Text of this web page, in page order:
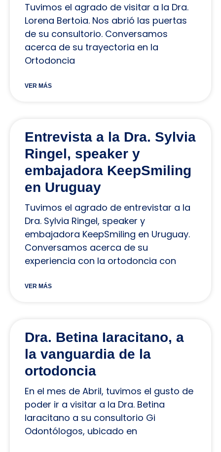
Tuvimos el agrado de visitar a la Dra.
Lorena Bertoia. Nos abrió las puertas
de su consultorio. Conversamos
acerca de su trayectoria en la
Ortodoncia
VER MÁS
Entrevista a la Dra. Sylvia
Ringel, speaker y
embajadora KeepSmiling
en Uruguay
Tuvimos el agrado de entrevistar a la
Dra. Sylvia Ringel, speaker y
embajadora KeepSmiling en Uruguay.
Conversamos acerca de su
experiencia con la ortodoncia con
VER MÁS
Dra. Betina Iaracitano, a
la vanguardia de la
ortodoncia
En el mes de Abril, tuvimos el gusto de
poder ir a visitar a la Dra. Betina
Iaracitano a su consultorio Gi
Odontólogos, ubicado en